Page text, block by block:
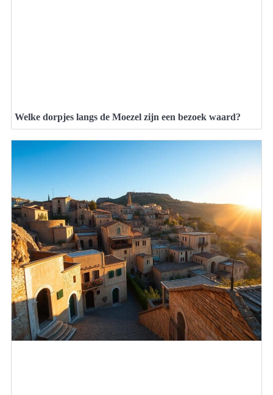
Welke dorpjes langs de Moezel zijn een bezoek waard?